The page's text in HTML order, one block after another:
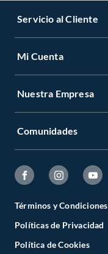
Servicio al Cliente
Mi Cuenta
Nuestra Empresa
Comunidades
Términos y Condiciones
Políticas de Privacidad
Política de Cookies